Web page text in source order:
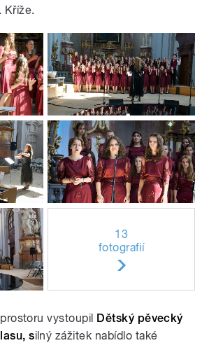
Kříže.
13
fotografií
vystoupil Dětský pěvecký
silný zážitek nabídlo také